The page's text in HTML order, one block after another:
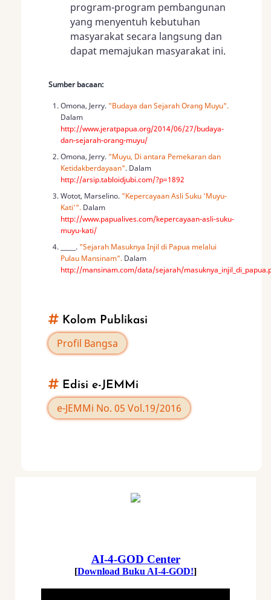
program-program pembangunan
yang menyentuh kebutuhan
masyarakat secara langsung dan
dapat memajukan masyarakat ini.
Sumber bacaan:
Omona, Jerry. "Budaya dan Sejarah Orang Muyu".
Dalam
http://www.jeratpapua.org/2014/06/27/budaya-
dan-sejarah-orang-muyu/
Omona, Jerry. "Muyu, Di antara Pemekaran dan
Ketidakberdayaan". Dalam
http://arsip.tabloidjubi.com/?p=1892
Wotot, Marselino. "Kepercayaan Asli Suku 'Muyu-
Kati'". Dalam
http://www.papualives.com/kepercayaan-asli-suku-
muyu-kati/
_____. "Sejarah Masuknya Injil di Papua melalui
Pulau Mansinam". Dalam
http://mansinam.com/data/sejarah/
Kolom Publikasi
Profil Bangsa
Edisi e-JEMMi
e-JEMMi No. 05 Vol.19/2016